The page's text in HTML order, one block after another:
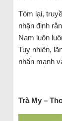
Tóm lại,
nhận định
Nam luôn
Tuy nhiên,
nhấn mạnh
Trà My –